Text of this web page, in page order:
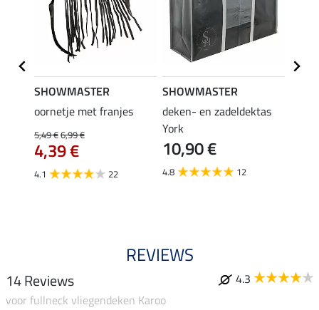
SHOWMASTER
oornetje met franjes
5,49 €6,99 €
4,39 €
4.1 22
SHOWMASTER
deken- en zadeldektas
York
10,90 €
4.8 12
REVIEWS
14 Reviews
4.3
voor fullneck vliegendeken Karoo